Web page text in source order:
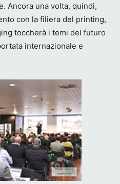
Ancora una volta, quindi,
con la filiera del printing,
toccherà i temi del futuro
internazionale e